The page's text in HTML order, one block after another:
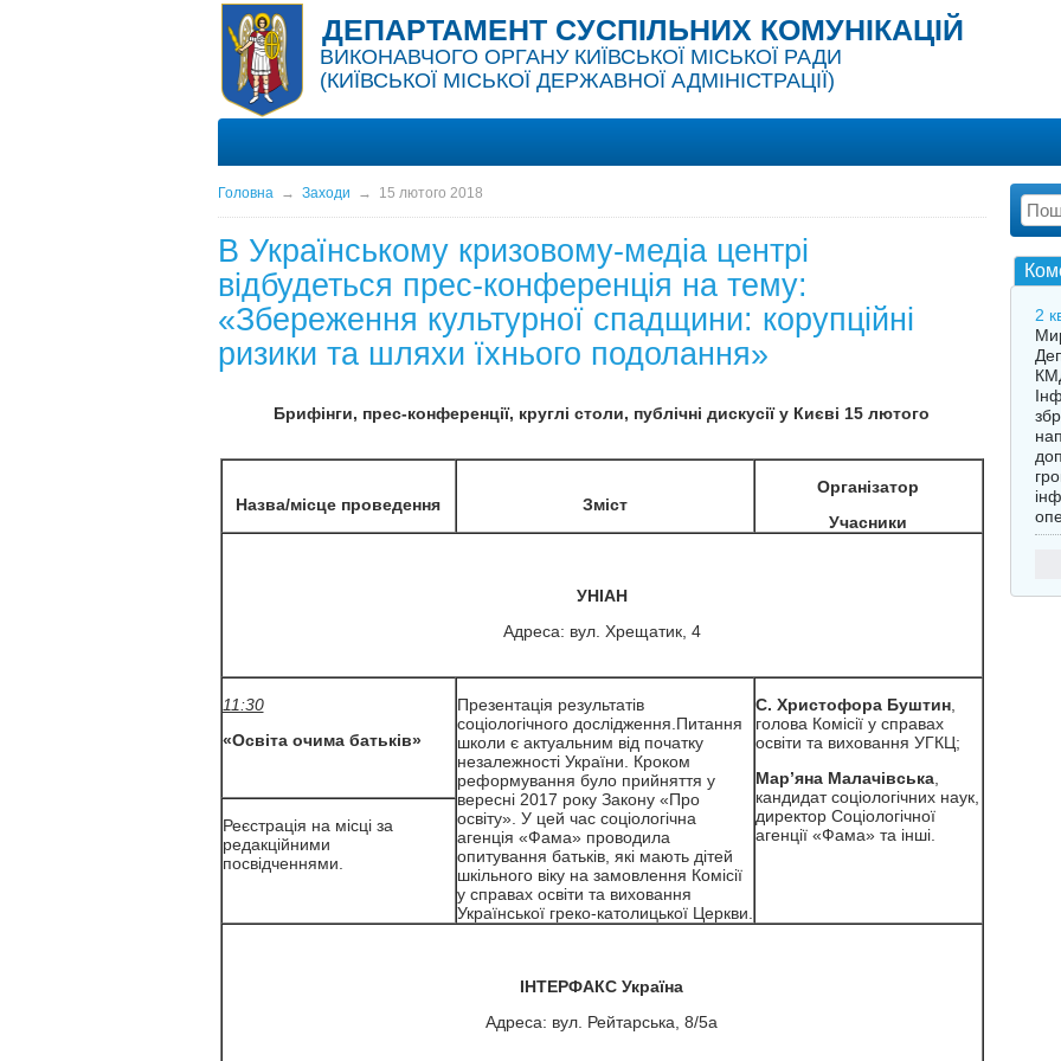
ДЕПАРТАМЕНТ СУСПІЛЬНИХ КОМУНІКАЦІЙ
ВИКОНАВЧОГО ОРГАНУ КИЇВСЬКОЇ МІСЬКОЇ РАДИ
(КИЇВСЬКОЇ МІСЬКОЇ ДЕРЖАВНОЇ АДМІНІСТРАЦІЇ)
Головна→ Заходи → 15 лютого 2018
В Українському кризовому-медіа центрі
відбудеться прес-конференція на тему:
«Збереження культурної спадщини: корупційні
ризики та шляхи їхнього подолання»
Брифінги, прес-конференції, круглі столи, публічні дискусії у Києві 15 лютого
Назва/місце проведення Зміст
Організатор
Учасники
УНІАН
Адреса: вул. Хрещатик, 4
11:30
«Освіта очима батьків»
Презентація результатів
соціологічного дослідження.Питання
школи є актуальним від початку
незалежності України. Кроком
реформування було прийняття у
вересні 2017 року Закону «Про
освіту». У цей час соціологічна
агенція «Фама» проводила
опитування батьків, які мають дітей
шкільного віку на замовлення Комісії
у справах освіти та виховання
Української греко-католицької Церкви.
С. Христофора Буштин,
голова Комісії у справах
освіти та виховання УГКЦ;
Мар’яна Малачівська,
кандидат соціологічних наук,
директор Соціологічної
агенції «Фама» та інші.
Реєстрація на місці за
редакційними
посвідченнями.
ІНТЕРФАКС Україна
Адреса: вул. Рейтарська, 8/5а
2